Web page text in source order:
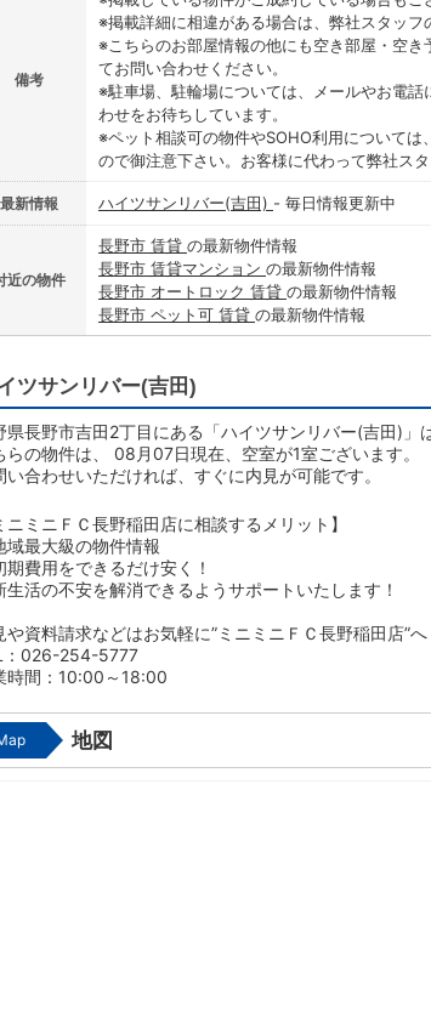
備考
※掲載詳細に相違がある場合は、弊社スタッフ
※こちらのお部屋情報の他にも空き部屋・空
てお問い合わせください。
※駐車場、駐輪場については、メールやお電
わせをお待ちしています。
※ペット相談可の物件やSOHO利用について
ので御注意下さい。お客様に代わって弊社ス
最新情報 ハイツサンリバー(吉田) - 毎日情報更新中
近の物件
長野市 賃貸 の最新物件情報
長野市 賃貸マンション の最新物件情報
長野市 オートロック 賃貸 の最新物件情報
長野市 ペット可 賃貸 の最新物件情報
ツサンリバー(吉田)
県長野市吉田2丁目にある「ハイツサンリバー(吉田)」
らの物件は、 08月07日現在、空室が1室ございます。
い合わせいただければ、すぐに内見が可能です。
ニミニＦＣ長野稲田店に相談するメリット】
域最大級の物件情報
期費用をできるだけ安く！
生活の不安を解消できるようサポートいたします！
や資料請求などはお気軽に”ミニミニＦＣ長野稲田店”へ
：026-254-5777
時間：10:00～18:00
地図